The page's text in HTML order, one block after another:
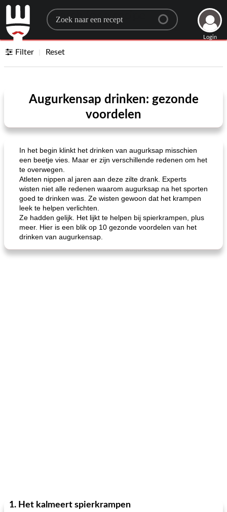
Search for a recipe
Login
Filter Reset
Augurkensap drinken: gezonde
voordelen
In het begin klinkt het drinken van augurksap misschien
een beetje vies. Maar er zijn verschillende redenen om het
te overwegen.
Atleten nippen al jaren aan deze zilte drank. Experts
wisten niet alle redenen waarom augurksap na het sporten
goed te drinken was. Ze wisten gewoon dat het krampen
leek te helpen verlichten.
Ze hadden gelijk. Het lijkt te helpen bij spierkrampen, plus
meer. Hier is een blik op 10 gezonde voordelen van het
drinken van augurkensap.
1. Het kalmeert spierkrampen